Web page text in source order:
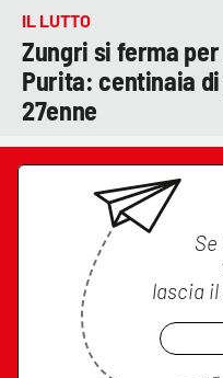
IL LUTTO
Zungri si ferma
Purita: centinaia
27enne
lascia